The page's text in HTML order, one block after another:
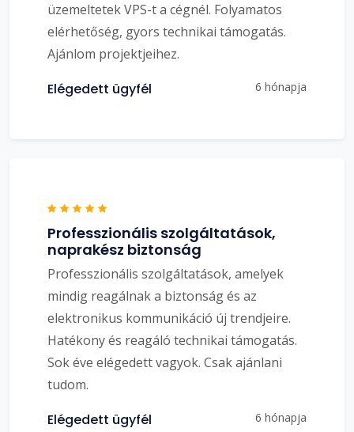
üzemeltetek VPS-t a cégnél. Folyamatos
elérhetőség, gyors technikai támogatás.
Ajánlom projektjeihez.
Elégedett ügyfél 6 hónapja
Professzionális szolgáltatások,
naprakész biztonság
Professzionális szolgáltatások, amelyek
mindig reagálnak a biztonság és az
elektronikus kommunikáció új trendjeire.
Hatékony és reagáló technikai támogatás.
Sok éve elégedett vagyok. Csak ajánlani
tudom.
Elégedett ügyfél 6 hónapja